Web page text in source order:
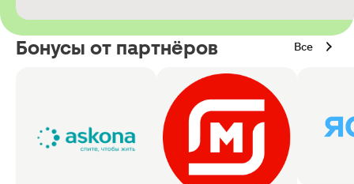
Бонусы от партнёров Все